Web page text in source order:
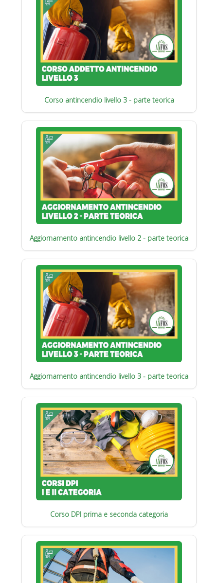
Corso antincendio livello 3 - parte teorica
Aggiornamento antincendio livello 2 - parte teorica
Aggiornamento antincendio livello 3 - parte teorica
Corso DPI prima e seconda categoria